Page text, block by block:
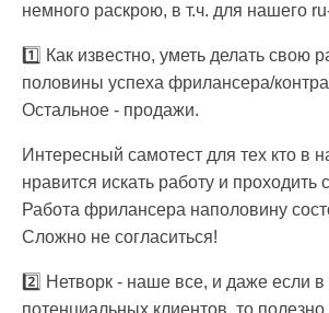
немного раскрою, в т.ч. для нашего
1️⃣ Как известно, уметь делать свою
половины успеха фрилансера/
Остальное - продажи.
Интересный самотест для тех кто в
нравится искать работу и проходить
Работа фрилансера наполовину
Сложно не согласиться!
2️⃣ Нетворк - наше все, и даже если в
потенциальных клиентов, то полезно